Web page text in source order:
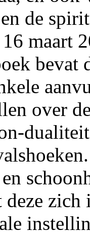
de
maart
bevat
over